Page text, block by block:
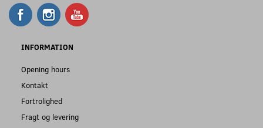
INFORMATION
Opening hours
Kontakt
Fortrolighed
Fragt og levering